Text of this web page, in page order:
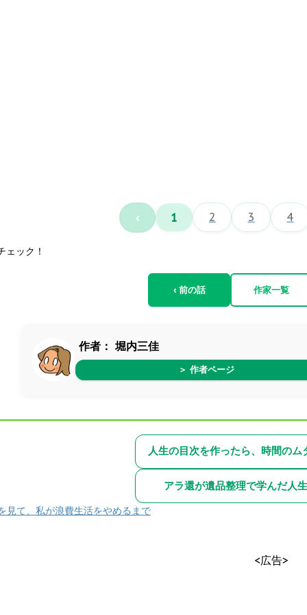
‹ 1 2 3 4
ェック！
‹ 前の話 作家一覧
作者： 堀内三佳
＞ 作者ページ
人生の目次を作ったら、時間のム
アラ還が遺品整理で学んだ人
見て、私が浪費生活をやめるまで
<広告>